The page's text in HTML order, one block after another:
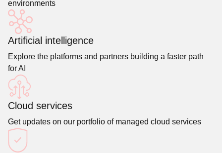
environments
Artificial intelligence
Explore the platforms and partners building a faster path
for AI
Cloud services
Get updates on our portfolio of managed cloud services